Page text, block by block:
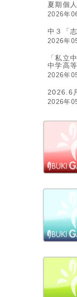
夏期個
2026年
中３「
2026年
「私立
中学高
2026年
2026.6
2026年